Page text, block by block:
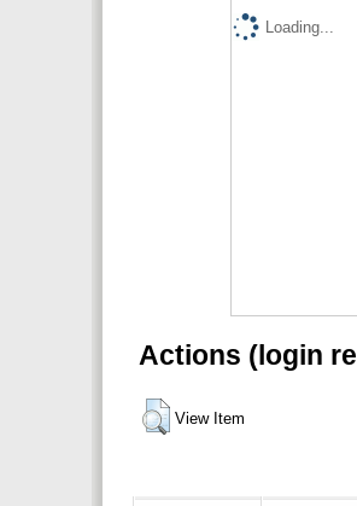
Loading...
Actions (login
View Item